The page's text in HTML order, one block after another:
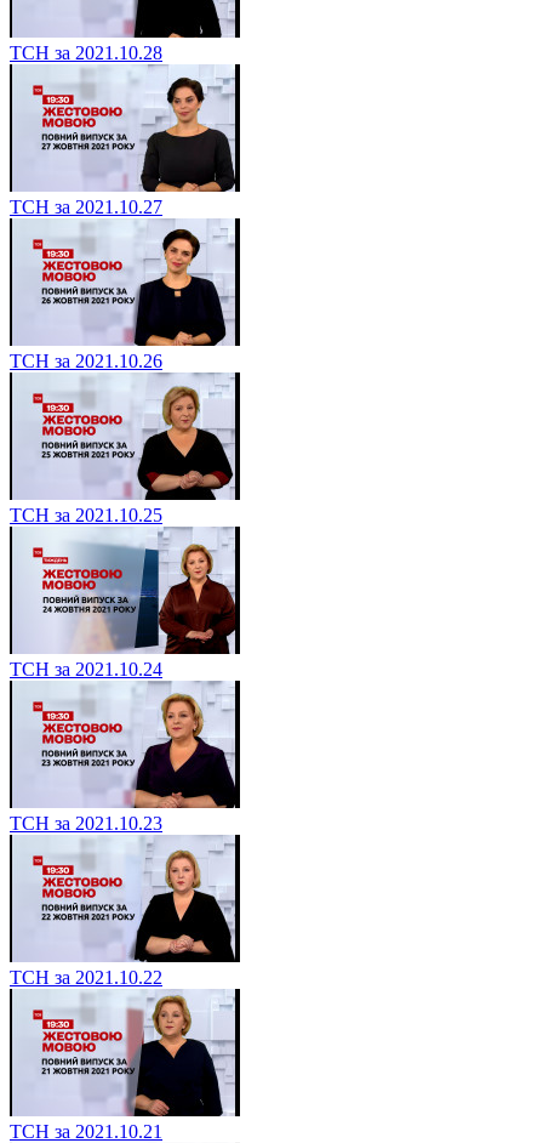
ТСН за 2021.10.28
ТСН за 2021.10.27
ТСН за 2021.10.26
ТСН за 2021.10.25
ТСН за 2021.10.24
ТСН за 2021.10.23
ТСН за 2021.10.22
ТСН за 2021.10.21